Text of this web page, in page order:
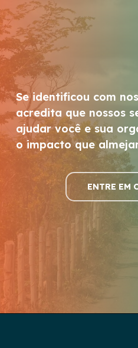
Se identificou com
acredita que nossos
ajudar você e sua
o impacto que
ENTRE EM